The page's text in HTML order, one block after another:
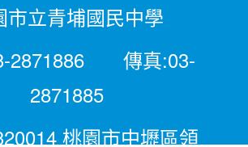
市立青埔國民中學
2871886 傳真:03-
2871885
桃園市中壢區領